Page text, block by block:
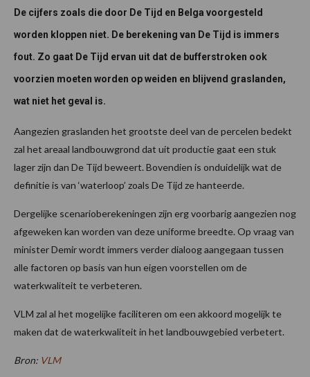
De cijfers zoals die door De Tijd en Belga voorgesteld
worden kloppen niet. De berekening van De Tijd is immers
fout. Zo gaat De Tijd ervan uit dat de bufferstroken ook
voorzien moeten worden op weiden en blijvend graslanden,
wat niet het geval is.
Aangezien graslanden het grootste deel van de percelen bedekt
zal het areaal landbouwgrond dat uit productie gaat een stuk
lager zijn dan De Tijd beweert. Bovendien is onduidelijk wat de
definitie is van ‘waterloop’ zoals De Tijd ze hanteerde.
Dergelijke scenarioberekeningen zijn erg voorbarig aangezien nog
afgeweken kan worden van deze uniforme breedte. Op vraag van
minister Demir wordt immers verder dialoog aangegaan tussen
alle factoren op basis van hun eigen voorstellen om de
waterkwaliteit te verbeteren.
VLM zal al het mogelijke faciliteren om een akkoord mogelijk te
maken dat de waterkwaliteit in het landbouwgebied verbetert.
Bron: VLM